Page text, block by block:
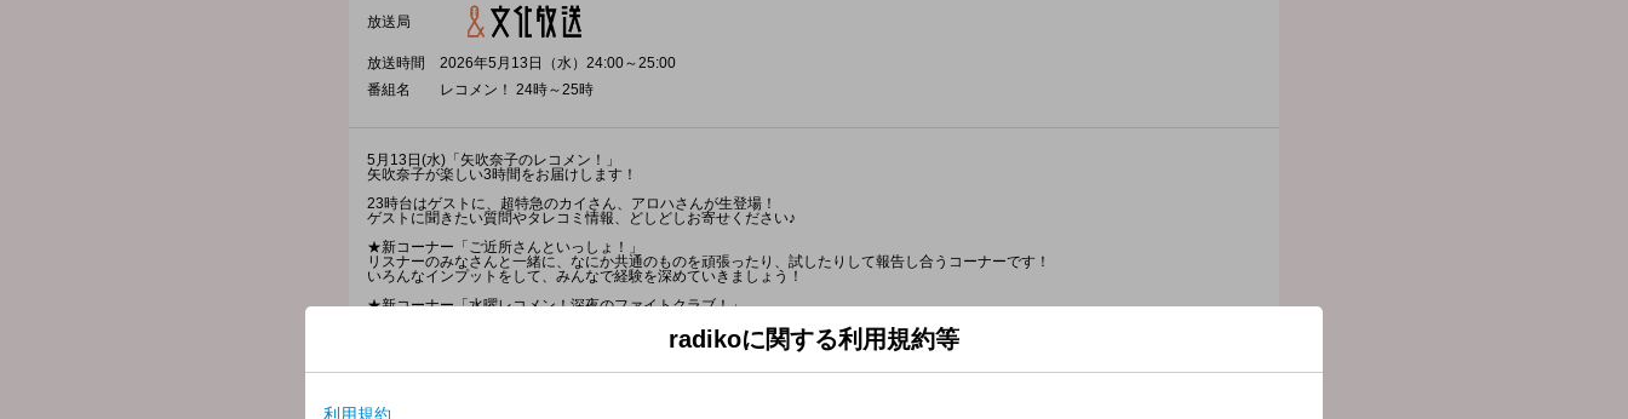
放送局
放送時間
2026年5月13日（水）24:00～25:00
番組名
レコメン！ 24時～25時
5月13日(水)「矢吹奈子のレコメン！」
矢吹奈子が楽しい3時間をお届けします！
23時台はゲストに、超特急のカイさん、アロハさんが生登場！
ゲストに聞きたい質問やタレコミ情報、どしどしお寄せください♪
★新コーナー「ご近所さんといっしょ！」
リスナーのみなさんと一緒に、なにか共通のものを頑張ったり、試したりして報告し合うコーナーです！
いろんなインプットをして、みんなで経験を深めていきましょう！
★新コーナー「水曜レコメン！深夜のファイトクラブ！」
様々なゲームを通して、生き生きと戦う奈子ちゃんをお届けします！
最近こんなことがあったよ～思ったよ～など、
奈子ちゃんに聞いてほしいことを送ってください！
radikoに関する利用規約等